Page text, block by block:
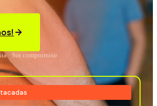
· Sin compromiso